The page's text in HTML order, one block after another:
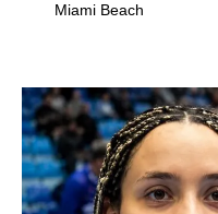
Miami Beach